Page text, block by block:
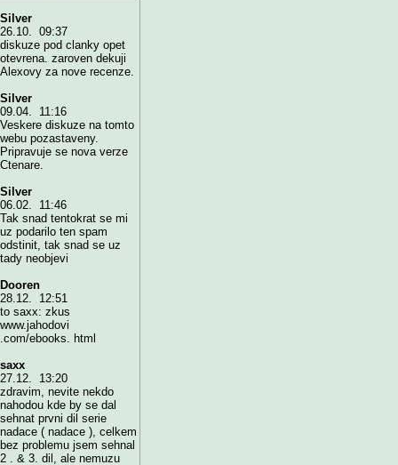
Silver
26.10. 09:37
diskuze pod clanky opet
otevrena. zaroven dekuji
Alexovy za nove recenze.
Silver
09.04. 11:16
Veskere diskuze na tomto
webu pozastaveny.
Pripravuje se nova verze
Ctenare.
Silver
06.02. 11:46
Tak snad tentokrat se mi
uz podarilo ten spam
odstinit, tak snad se uz
tady neobjevi
Dooren
28.12. 12:51
to saxx: zkus
www.jahodovi
.com/ebooks. html
saxx
27.12. 13:20
zdravim, nevite nekdo
nahodou kde by se dal
sehnat prvni dil serie
nadace ( nadace ), celkem
bez problemu jsem sehnal
2 . & 3. dil, ale nemuzu